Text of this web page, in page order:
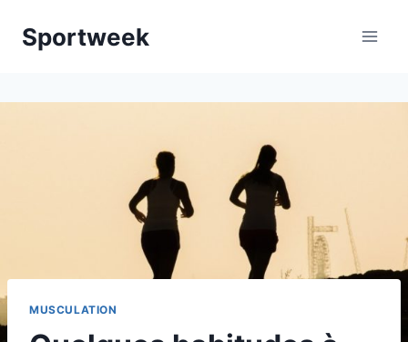
Sportweek
MUSCULATION